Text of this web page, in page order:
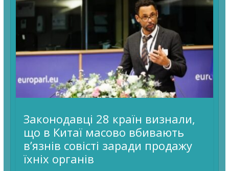
Законодавці 28 країн визнали,
що в Китаї масово вбивають
в’язнів совісті заради продажу
їхніх органів